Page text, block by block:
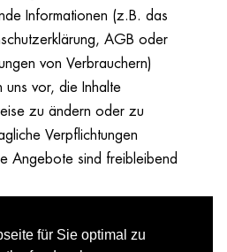
Informationen (z.B. das
AGB oder
von Verbrauchern)
uns vor, die Inhalte
zu ändern oder zu
Verpflichtungen
Angebote sind freibleibend
Datenschutz-Generator.de
für Sie optimal zu